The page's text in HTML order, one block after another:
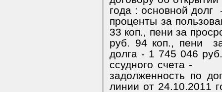
года : основной долг
проценты за
33 коп., пени за
руб. 94 коп., пени
долга - 1 745 046
ссудного счета -
задолженность по
линии от 24.10.2011